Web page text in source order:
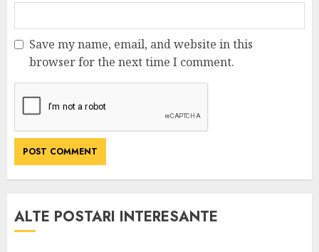
Save my name, email, and website in this
browser for the next time I comment.
ALTE POSTARI INTERESANTE